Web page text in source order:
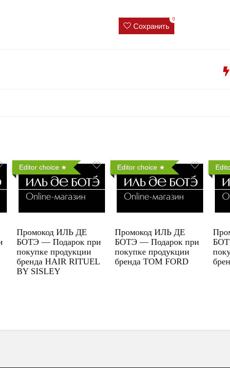
Сохранить
0
Editor choice
Промокод ИЛЬ ДЕ
БОТЭ — Подарок при
покупке продукции
бренда HAIR RITUEL
BY SISLEY
Editor choice
Промокод ИЛЬ ДЕ
БОТЭ — Подарок при
покупке продукции
бренда TOM FORD